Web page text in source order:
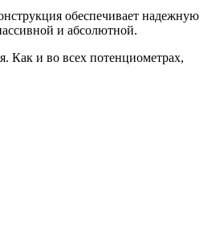
обеспечивает надежную
и абсолютной.
Как и во всех потенциометрах,